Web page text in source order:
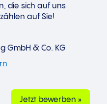
die sich auf uns
auf Sie!
GmbH & Co. KG
Jetzt bewerben »